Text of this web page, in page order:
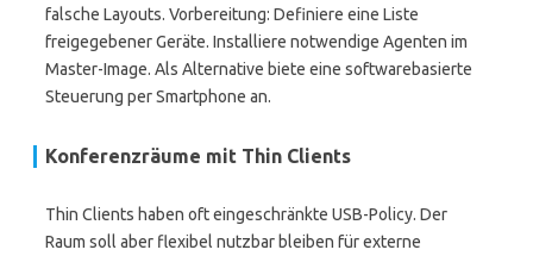
falsche Layouts. Vorbereitung: Definiere eine Liste
freigegebener Geräte. Installiere notwendige Agenten im
Master-Image. Als Alternative biete eine softwarebasierte
Steuerung per Smartphone an.
Konferenzräume mit Thin Clients
Thin Clients haben oft eingeschränkte USB-Policy. Der
Raum soll aber flexibel nutzbar bleiben für externe